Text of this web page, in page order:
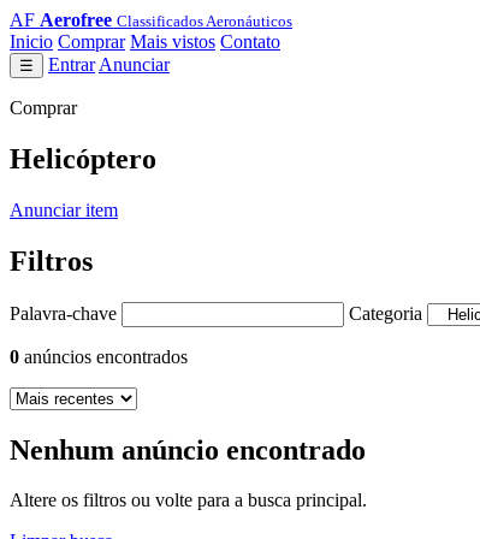
AF Aerofree Classificados Aeronáuticos
Inicio Comprar Mais vistos Contato
☰ Entrar Anunciar
Comprar
Helicóptero
Anunciar item
Filtros
Palavra-chave Categoria
0 anúncios encontrados
Nenhum anúncio encontrado
Altere os filtros ou volte para a busca principal.